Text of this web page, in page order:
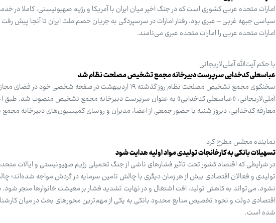
امارات متحده عربی کشوری است که در جنگ اخیر میان ایران با آمریکا و رژیم صهیونیستی، کاملا در
سیاسی جبهه غربی – عبری بود. رفتار امارات در سرسپردگی به جریان خصم ملت ایران تا آنجا پیش
امارات متحده عربی را امارات متحده عبری می‌نامند.
با حکم آیت‌الله آملی‌لاریجانی
عباسعلی کدخدایی سرپرست دبیرخانه مجمع تشخیص مصلحت نظام شد
سخنگوی مجمع تشخیص مصلحت نظام روز گذشته ۱۹ اردیبهشت در صفحه شخصی
آملی‌لاریجانی، «عباسعلی کدخدایی» به عنوان سرپرست دبیرخانه مجمع تشخیص منصوب شد. طبق
معارفه کدخدایی، دیروز شنبه با حضور جمعی از اعضا، مدیران و روسای کمیسیون‌های دبیرخانه مجمع
نماینده مجلس مطرح کرد
تسهیلات بانکی به کارخانجات تولیدی مواد اولیه هدایت شود
در شرایطی که اقتصاد کشور تحت تاثیر فشارهای ناشی از جنگ تحمیلی رژیم صهیونیستی و ایالات متحده
تولیدی و فعالان اقتصادی بیش از هر زمان دیگری با چالش تامین سرمایه در گردش مواجه شده‌اند؛
نشود، می‌تواند به کاهش تولید، افت اشتغال و در نهایت تشدید فشار بر معیشت خانوارها منجر
اقتصادی دولت و نحوه تخصیص منابع محدود بانکی به یکی از مهم‌ترین محورهای بحث در میان
شده است.